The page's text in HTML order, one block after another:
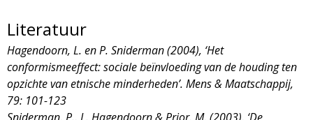
Literatuur
Hagendoorn, L. en P. Sniderman (2004), ‘Het
conformismeeffect: sociale beïnvloeding van de houding ten
opzichte van etnische minderheden’. Mens & Maatschappij,
79: 101-123